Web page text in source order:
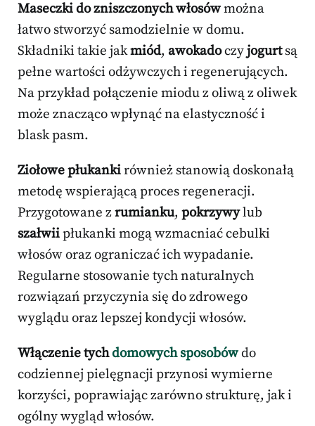
Maseczki do zniszczonych włosówmożna
łatwo stworzyć samodzielnie w domu.
Składniki takie jakmiód, awokadoczyjogurtsą
pełne wartości odżywczych i regenerujących.
Na przykład połączenie miodu z oliwą z oliwek
może znacząco wpłynąć na elastyczność i
blask pasm.
Ziołowe płukankirównież stanowią doskonałą
metodę wspierającą proces regeneracji.
Przygotowane zrumianku, pokrzywylub
szałwiipłukanki mogą wzmacniać cebulki
włosów oraz ograniczać ich wypadanie.
Regularne stosowanie tych naturalnych
rozwiązań przyczynia się do zdrowego
wyglądu oraz lepszej kondycji włosów.
Włączenie tychdomowych sposobówdo
codziennej pielęgnacji przynosi wymierne
korzyści, poprawiając zarówno strukturę, jak i
ogólny wygląd włosów.